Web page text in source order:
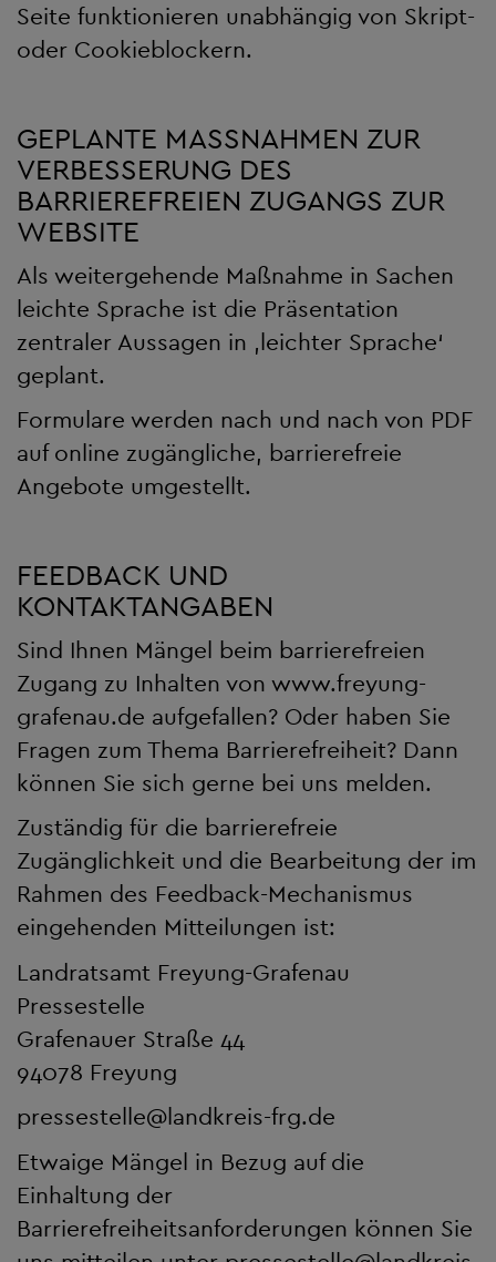
Seite funktionieren unabhängig von Skript-
oder Cookieblockern.
GEPLANTE MASSNAHMEN ZUR V
ERBESSERUNG DES B
ARRIEREFREIEN ZUGANGS ZUR W
EBSITE
Als weitergehende Maßnahme in Sachen
leichte Sprache ist die Präsentation
zentraler Aussagen in ‚leichter Sprache‘
geplant.
Formulare werden nach und nach von PDF
auf online zugängliche, barrierefreie
Angebote umgestellt.
FEEDBACK UND
KONTAKTANGABEN
Sind Ihnen Mängel beim barrierefreien
Zugang zu Inhalten von www.freyung-
grafenau.de aufgefallen? Oder haben Sie
Fragen zum Thema Barrierefreiheit? Dann
können Sie sich gerne bei uns melden.
Zuständig für die barrierefreie
Zugänglichkeit und die Bearbeitung der im
Rahmen des Feedback-Mechanismus
eingehenden Mitteilungen ist:
Landratsamt Freyung-Grafenau
Pressestelle
Grafenauer Straße 44
94078 Freyung
pressestelle@landkreis-frg.de
Etwaige Mängel in Bezug auf die
Einhaltung der
Barrierefreiheitsanforderungen können Sie